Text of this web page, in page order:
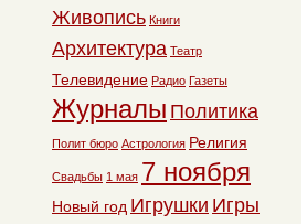
Живопись Книги
Архитектура Театр
Телевидение Радио Газеты
Журналы Политика
Полит бюро Астрология Религия
Свадьбы 1 мая 7 ноября
Новый год Игрушки Игры